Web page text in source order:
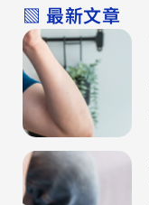
▧ 最新文章